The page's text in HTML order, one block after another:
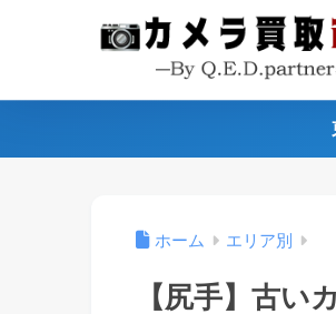
ホーム エリア別
【尻手】古い